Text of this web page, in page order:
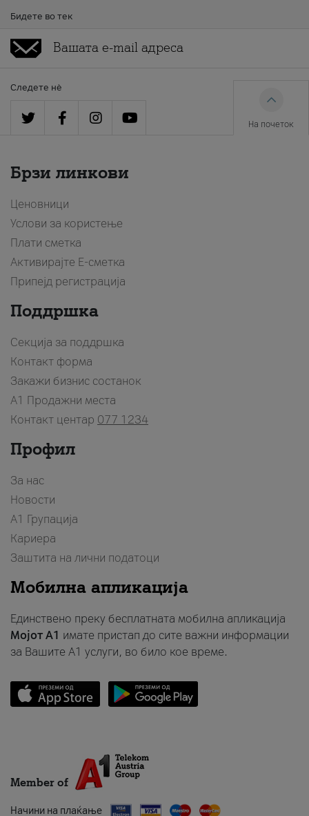
Бидете во тек
Следете нè
На почеток
Брзи линкови
Ценовници
Услови за користење
Плати сметка
Активирајте Е-сметка
Припејд регистрација
Поддршка
Секција за поддршка
Контакт форма
Закажи бизнис состанок
A1 Продажни места
Контакт центар 077 1234
Профил
За нас
Новости
А1 Групација
Кариера
Заштита на лични податоци
Мобилна апликација
Единствено преку бесплатната мобилна апликација
Мојот A1 имате пристап до сите важни информации
за Вашите A1 услуги, во било кое време.
Member of
Начини на плаќање